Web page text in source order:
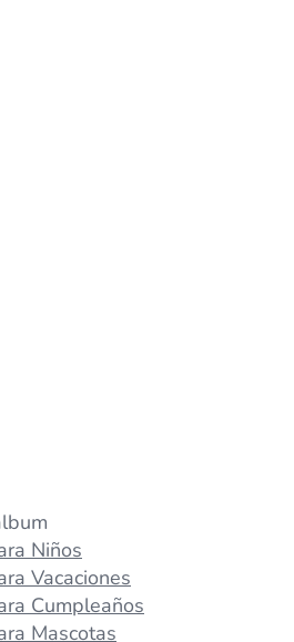
Niños
Vacaciones
Cumpleaños
Mascotas